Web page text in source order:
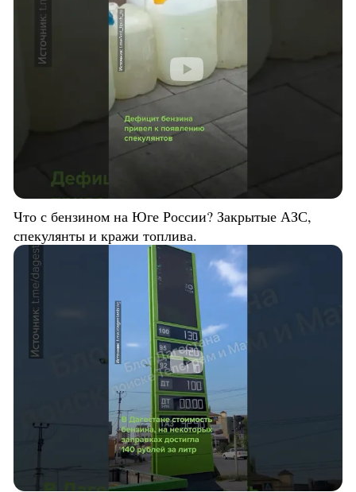
Что с бензином на Юге России? Закрытые АЗС,
спекулянты и кражи топлива.